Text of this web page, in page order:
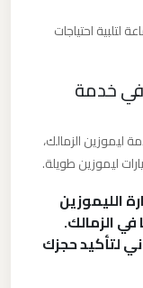
لتلبية احتياجات
في خدمة
ليموزين الزمالك،
ليموزين طويلة.
الليموزين
في الزمالك.
لتأكيد حجزك